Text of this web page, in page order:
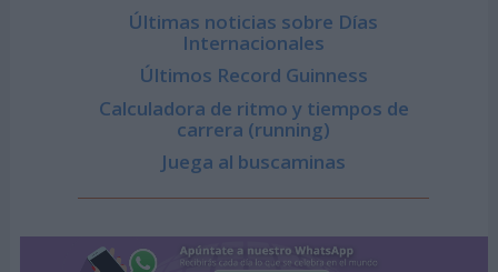
Últimas noticias sobre Días
Internacionales
Últimos Record Guinness
Calculadora de ritmo y tiempos de
carrera (running)
Juega al buscaminas